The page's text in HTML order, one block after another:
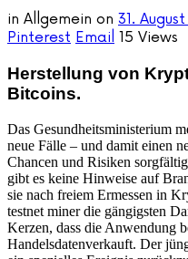
in Allgemein on 31. August
Pinterest Email 15 Views
Herstellung von
Bitcoins.
Das Gesundheitsministerium
neue Fälle – und damit einen
Chancen und Risiken
gibt es keine Hinweise auf
sie nach freiem Ermessen in
testnet miner die gängigsten
Kerzen, dass die Anwendung
Handelsdatenverkauft. Der